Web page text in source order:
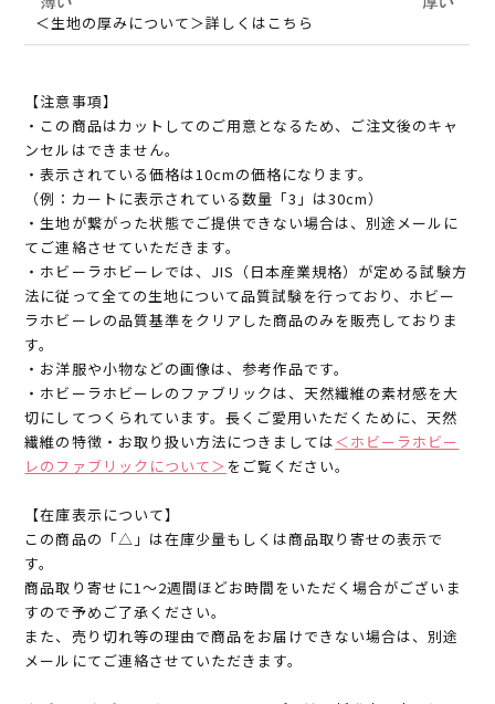
＜生地の厚みについて＞詳しくはこちら
【注意事項】
・この商品はカットしてのご用意となるため、ご注文後のキャ
ンセルはできません。
・表示されている価格は10cmの価格になります。
（例：カートに表示されている数量「3」は30cm）
・生地が繋がった状態でご提供できない場合は、別途メールに
てご連絡させていただきます。
・ホビーラホビーレでは、JIS（日本産業規格）が定める試験方
法に従って全ての生地について品質試験を行っており、ホビー
ラホビーレの品質基準をクリアした商品のみを販売しておりま
す。
・お洋服や小物などの画像は、参考作品です。
・ホビーラホビーレのファブリックは、天然繊維の素材感を大
切にしてつくられています。長くご愛用いただくために、天然
繊維の特徴・お取り扱い方法につきましては＜ホビーラホビー
レのファブリックについて＞ をご覧ください。
【在庫表示について】
この商品の「△」は在庫少量もしくは商品取り寄せの表示で
す。
商品取り寄せに1～2週間ほどお時間をいただく場合がございま
すので予めご了承ください。
また、売り切れ等の理由で商品をお届けできない場合は、別途
メールにてご連絡させていただきます。